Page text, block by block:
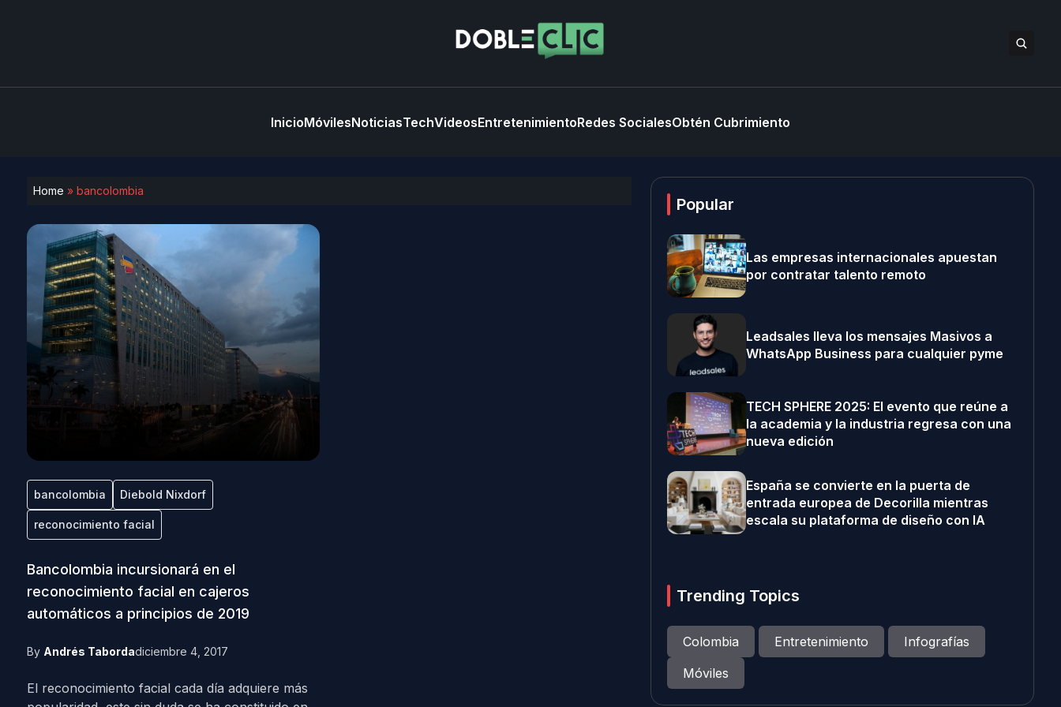
InicioMóvilesNoticiasTechVideosEntretenimientoRedes SocialesObtén Cubrimiento
Home » bancolombia
bancolombia Diebold Nixdorf
reconocimiento facial
Bancolombia incursionará en el
reconocimiento facial en cajeros
automáticos a principios de 2019
By Andrés Tabordadiciembre 4, 2017
El reconocimiento facial cada día adquiere más
Popular
Las empresas internacionales apuestan
por contratar talento remoto
Leadsales lleva los mensajes Masivos a
WhatsApp Business para cualquier pyme
TECH SPHERE 2025: El evento que reúne a
la academia y la industria regresa con una
nueva edición
España se convierte en la puerta de
entrada europea de Decorilla mientras
escala su plataforma de diseño con IA
Trending Topics
Colombia Entretenimiento
Infografías
Móviles